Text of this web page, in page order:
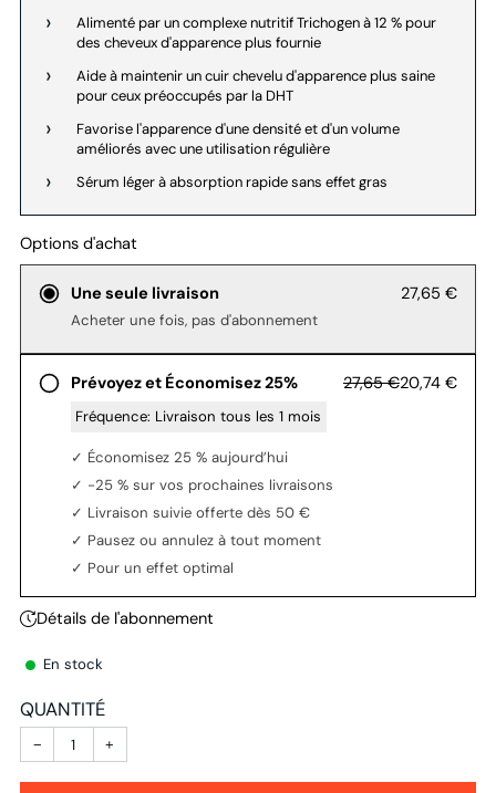
Alimenté par un complexe nutritif Trichogen à 12 % pour
des cheveux d'apparence plus fournie
Aide à maintenir un cuir chevelu d'apparence plus saine
pour ceux préoccupés par la DHT
Favorise l'apparence d'une densité et d'un volume
améliorés avec une utilisation régulière
Sérum léger à absorption rapide sans effet gras
Options d'achat
Une seule livraison 27,65 €
Acheter une fois, pas d'abonnement
Prévoyez et Économisez 25% 27,65 €20,74 €
‎ ‎Fréquence: Livraison tous les 1 mois
✓ Économisez 25 % aujourd’hui
✓ -25 % sur vos prochaines livraisons
✓ Livraison suivie offerte dès 50 €
✓ Pausez ou annulez à tout moment
✓ Pour un effet optimal
Détails de l'abonnement
En stock
QUANTITÉ
− +